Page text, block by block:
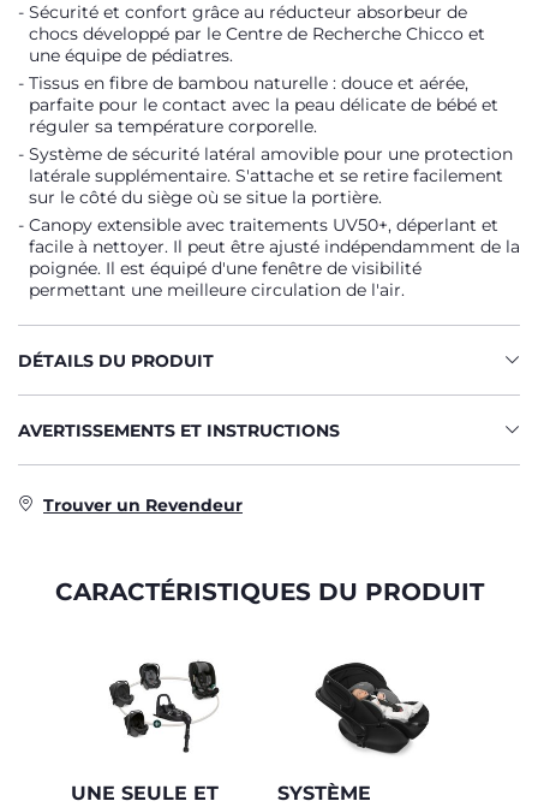
Sécurité et confort grâce au réducteur absorbeur de
chocs développé par le Centre de Recherche Chicco et
une équipe de pédiatres.
Tissus en fibre de bambou naturelle : douce et aérée,
parfaite pour le contact avec la peau délicate de bébé et
réguler sa température corporelle.
Système de sécurité latéral amovible pour une protection
latérale supplémentaire. S'attache et se retire facilement
sur le côté du siège où se situe la portière.
Canopy extensible avec traitements UV50+, déperlant et
facile à nettoyer. Il peut être ajusté indépendamment de la
poignée. Il est équipé d'une fenêtre de visibilité
permettant une meilleure circulation de l'air.
DÉTAILS DU PRODUIT
AVERTISSEMENTS ET INSTRUCTIONS
Trouver un Revendeur
CARACTÉRISTIQUES DU PRODUIT
UNE SEULE ET
SYSTÈME